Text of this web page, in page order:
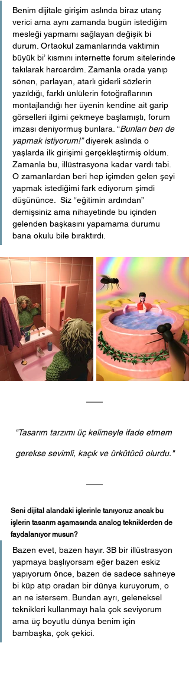
Benim dijitale girişim aslında biraz utanç
verici ama aynı zamanda bugün istediğim
mesleği yapmamı sağlayan değişik bi
durum. Ortaokul zamanlarında vaktimin
büyük bi’ kısmını internette forum sitelerinde
takılarak harcardım. Zamanla orada yanıp
sönen, parlayan, atarlı giderli sözlerin
yazıldığı, farklı ünlülerin fotoğraflarının
montajlandığı her üyenin kendine ait garip
görselleri ilgimi çekmeye başlamıştı, forum
imzası deniyormuş bunlara. “Bunları ben de
yapmak istiyorum!” diyerek aslında o
yaşlarda ilk girişimi gerçekleştirmiş oldum.
Zamanla bu, illüstrasyona kadar vardı tabi.
O zamanlardan beri hep içimden gelen şeyi
yapmak istediğimi fark ediyorum şimdi
düşününce.  Siz “eğitimin ardından”
demişsiniz ama nihayetinde bu içinden
gelenden başkasını yapamama durumu
bana okulu bile bıraktırdı.
"Tasarım tarzımı üç kelimeyle ifade etmem
gerekse sevimli, kaçık ve ürkütücü olurdu."
Seni dijital alandaki işlerinle tanıyoruz ancak bu
işlerin tasarım aşamasında analog tekniklerden de
faydalanıyor musun?
Bazen evet, bazen hayır. 3B bir illüstrasyon
yapmaya başlıyorsam eğer bazen eskiz
yapıyorum önce, bazen de sadece sahneye
bi küp atıp oradan bir dünya kuruyorum, o
an ne istersem. Bundan ayrı, geleneksel
teknikleri kullanmayı hala çok seviyorum
ama üç boyutlu dünya benim için
bambaşka, çok çekici.